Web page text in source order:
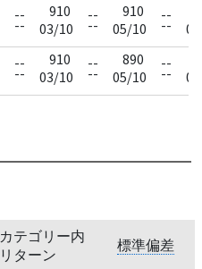
--
--
910
03/10
--
--
910
05/10
--
--
--
--
910
03/10
--
--
890
05/10
--
--
カテゴリー内
リターン
標準偏差